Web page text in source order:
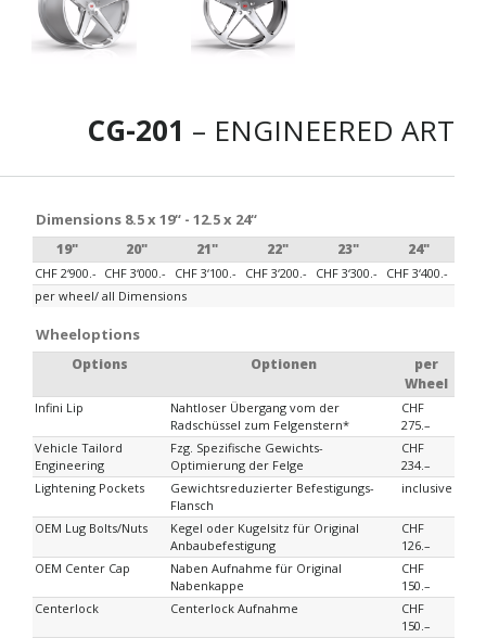
CG-201 – ENGINEERED ART
Dimensions 8.5 x 19“ - 12.5 x 24“
19" 20" 21" 22" 23" 24"
CHF 2‘900.- CHF 3‘000.- CHF 3‘100.- CHF 3‘200.- CHF 3‘300.-
CHF 3‘400.-
per wheel/ all Dimensions
Wheeloptions
Options Optionen
per
Wheel
Infini Lip
Nahtloser Übergang vom der
Radschüssel zum Felgenstern*
CHF
275.–
Vehicle Tailord
Engineering
Fzg. Spezifische Gewichts-
Optimierung der Felge
CHF
234.–
Lightening Pockets
Gewichtsreduzierter Befestigungs-
Flansch
inclusive
OEM Lug Bolts/Nuts
Kegel oder Kugelsitz für Original
Anbaubefestigung
CHF
126.–
OEM Center Cap
Naben Aufnahme für Original
Nabenkappe
CHF
150.–
Centerlock
Centerlock Aufnahme
CHF
150.–